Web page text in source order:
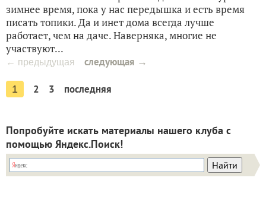
зимнее время, пока у нас передышка и есть время
писать топики. Да и инет дома всегда лучше
работает, чем на даче. Наверняка, многие не
участвуют...
← предыдущая следующая →
1 2 3 последняя
Попробуйте искать материалы нашего клуба с
помощью Яндекс.Поиск!